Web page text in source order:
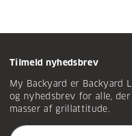
Tilmeld nyhedsbrev
My Backyard er Backyard
og nyhedsbrev for alle,
masser af grillattitude.